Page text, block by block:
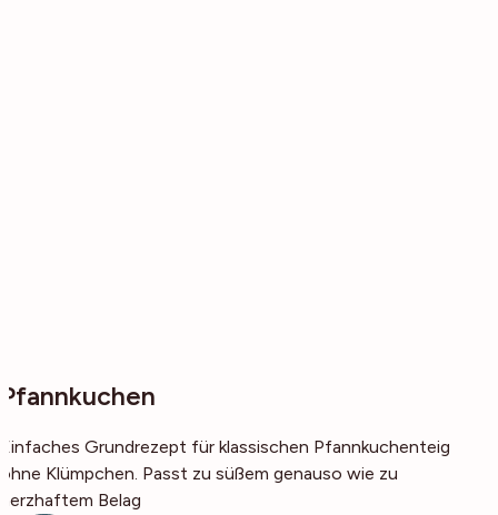
Pfannkuchen
Einfaches Grundrezept für klassischen Pfannkuchenteig
ohne Klümpchen. Passt zu süßem genauso wie zu
herzhaftem Belag